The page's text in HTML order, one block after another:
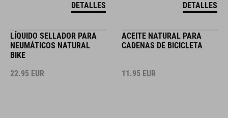
DETALLES DETALLES
LÍQUIDO SELLADOR PARA
NEUMÁTICOS NATURAL
BIKE
22.95 EUR
ACEITE NATURAL PARA
CADENAS DE BICICLETA
11.95 EUR